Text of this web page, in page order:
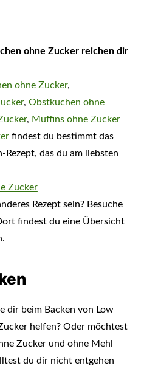
ohne Zucker reichen dir
ohne Zucker,
, Obstkuchen ohne
, Muffins ohne Zucker
findest du bestimmt das
das du am liebsten
Zucker
Rezept sein? Besuche
findest du eine Übersicht
dir beim Backen von Low
helfen? Oder möchtest
Zucker und ohne Mehl
du dir nicht entgehen